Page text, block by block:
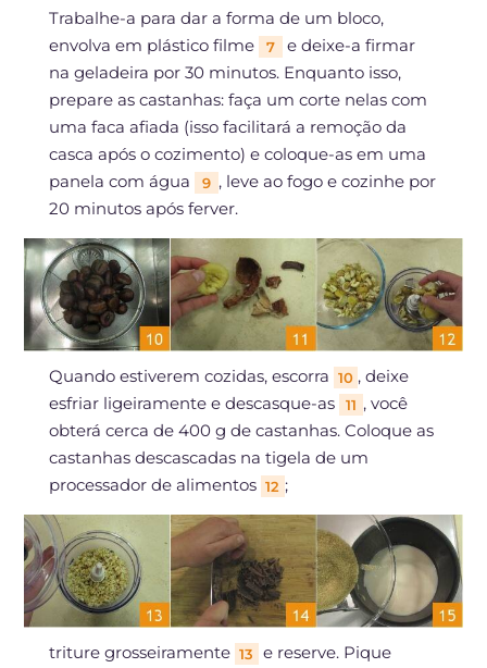
Trabalhe-a para dar a forma de um bloco,
envolva em plástico filme
7
e deixe-a firmar
na geladeira por 30 minutos. Enquanto isso,
prepare as castanhas: faça um corte nelas com
uma faca afiada (isso facilitará a remoção da
casca após o cozimento) e coloque-as em uma
panela com água
9 , leve ao fogo e cozinhe por
20 minutos após ferver.
Quando estiverem cozidas, escorra 10 , deixe
esfriar ligeiramente e descasque-as
11 , você
obterá cerca de 400 g de castanhas. Coloque as
castanhas descascadas na tigela de um
processador de alimentos 12 ;
triture grosseiramente 13
e reserve. Pique